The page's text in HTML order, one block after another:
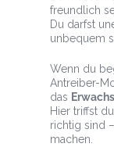
freundlich
Du darfst
unbequem
Wenn du
Antreiber-
das
Hier triffst
richtig sind
machen.